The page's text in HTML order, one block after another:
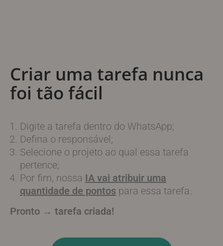
Criar uma tarefa nunca
foi tão fácil
Digite a tarefa dentro do WhatsApp;
Defina o responsável;
Selecione o projeto ao qual essa tarefa
pertence;
Por fim, nossa IA vai atribuir uma
quantidade de pontos para essa tarefa.
Pronto → tarefa criada!